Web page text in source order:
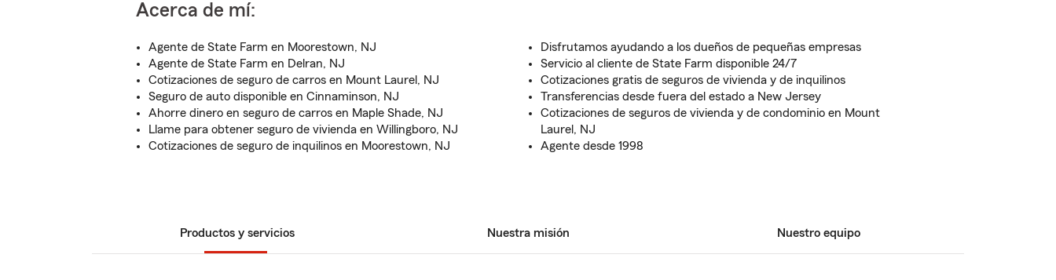
Acerca de mí:
Agente de State Farm en Moorestown, NJ
Agente de State Farm en Delran, NJ
Cotizaciones de seguro de carros en Mount Laurel, NJ
Seguro de auto disponible en Cinnaminson, NJ
Ahorre dinero en seguro de carros en Maple Shade, NJ
Llame para obtener seguro de vivienda en Willingboro, NJ
Cotizaciones de seguro de inquilinos en Moorestown, NJ
Disfrutamos ayudando a los dueños de pequeñas empresas
Servicio al cliente de State Farm disponible 24/7
Cotizaciones gratis de seguros de vivienda y de inquilinos
Transferencias desde fuera del estado a New Jersey
Cotizaciones de seguros de vivienda y de condominio en Mount
Laurel, NJ
Agente desde 1998
Productos y servicios Nuestra misión Nuestro equipo